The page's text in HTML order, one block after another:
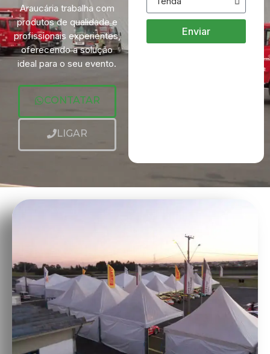
Araucária trabalha com
produtos de qualidade e
profissionais experientes,
oferecendo a solução
ideal para o seu evento.
CONTATAR
LIGAR
Enviar